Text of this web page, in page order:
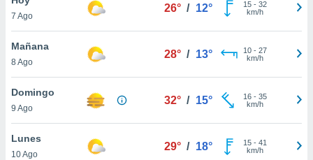
en
más
nuestra
de
7 Ago
26° / 12° 15- 32
km/h
Mañana
8 Ago
28° / 13° 10- 27
km/h
Domingo
9 Ago
32° / 15° 16- 35
km/h
Lunes
10 Ago
29° / 18° 15- 41
km/h